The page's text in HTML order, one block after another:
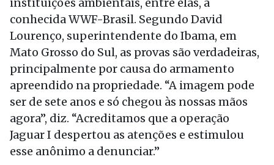
conhecida WWF-Brasil. Segundo David
Lourenço, superintendente do Ibama, em
Mato Grosso do Sul, as provas são verdadeiras,
principalmente por causa do armamento
apreendido na propriedade. “A imagem pode
ser de sete anos e só chegou às nossas mãos
agora”, diz. “Acreditamos que a operação
Jaguar I despertou as atenções e estimulou
esse anônimo a denunciar.”